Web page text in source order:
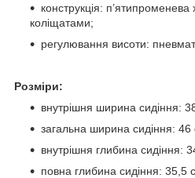
конструкція: п’ятипроменева
коліщатами;
регулювання висоти:
Розміри:
внутрішня ширина сидіння:
загальна ширина сидіння: 46
внутрішня глибина сидіння:
повна глибина сидіння: 35,5